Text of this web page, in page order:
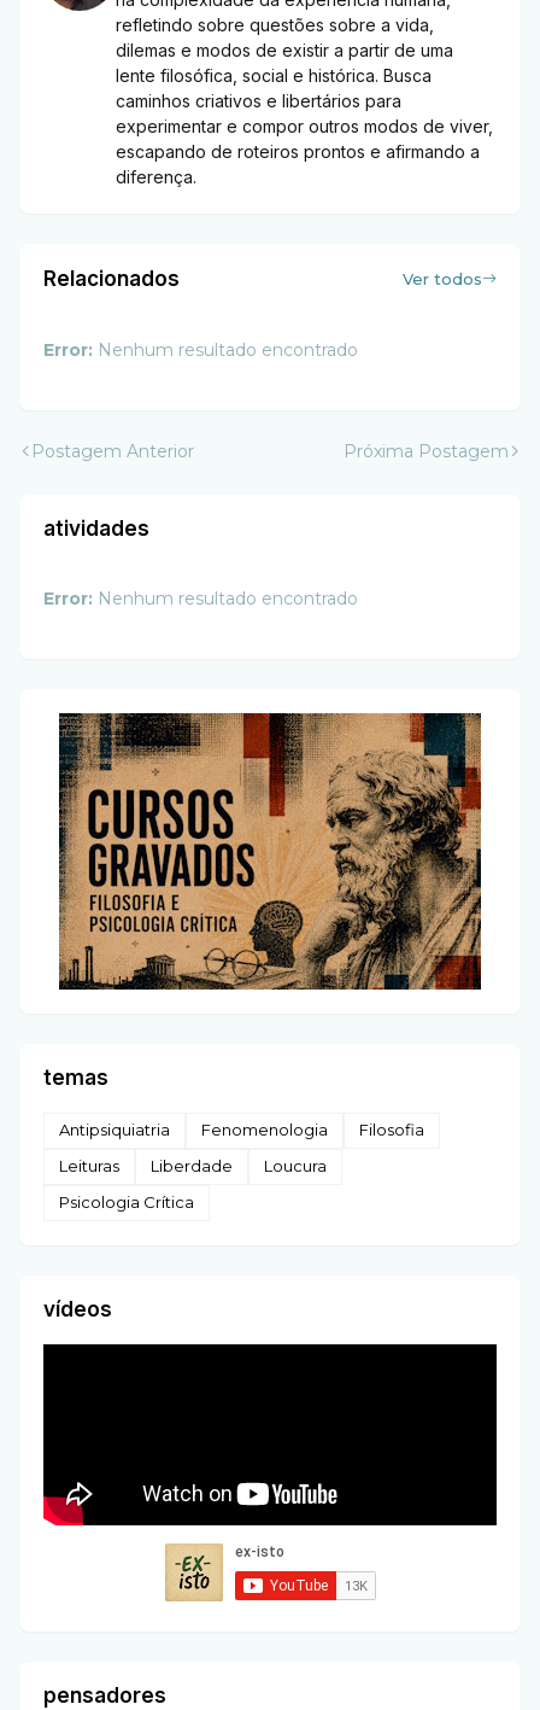
refletindo sobre questões sobre a vida,
dilemas e modos de existir a partir de uma
lente filosófica, social e histórica. Busca
caminhos criativos e libertários para
experimentar e compor outros modos de viver,
escapando de roteiros prontos e afirmando a
diferença.
Relacionados Ver todos
Error: Nenhum resultado encontrado
Postagem Anterior Próxima Postagem
atividades
Error: Nenhum resultado encontrado
temas
Antipsiquiatria Fenomenologia
Filosofia
Leituras
Liberdade
Loucura
Psicologia Crítica
vídeos
pensadores